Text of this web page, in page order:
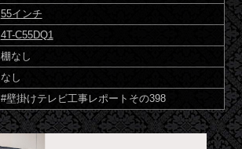
55インチ
4T-C55DQ1
棚なし
なし
#壁掛けテレビ工事レポートその398